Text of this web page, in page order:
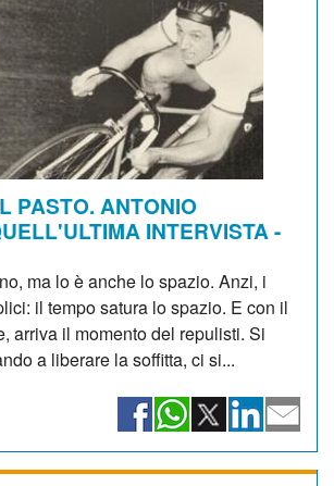
PASTO. ANTONIO
INTERVISTA -
ma lo è anche lo spazio. Anzi, i
il tempo satura lo spazio. E con il
arriva il momento del repulisti. Si
a liberare la soffitta, ci si...